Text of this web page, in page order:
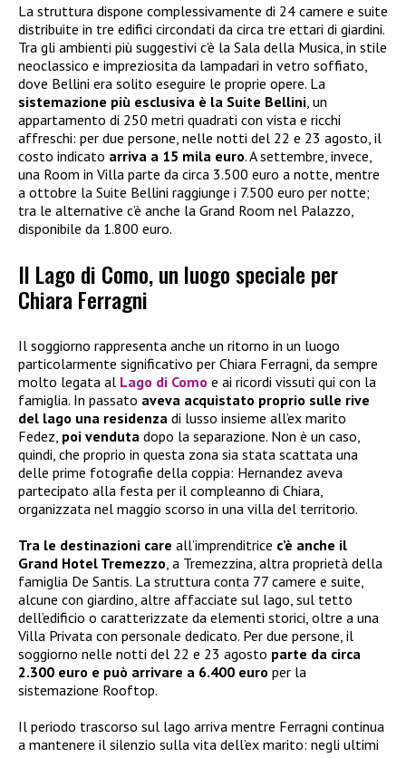
La struttura dispone complessivamente di 24 camere e suite
distribuite in tre edifici circondati da circa tre ettari di giardini.
Tra gli ambienti più suggestivi c’è la Sala della Musica, in stile
neoclassico e impreziosita da lampadari in vetro soffiato,
dove Bellini era solito eseguire le proprie opere. La
sistemazione più esclusiva è la Suite Bellini , un
appartamento di 250 metri quadrati con vista e ricchi
affreschi: per due persone, nelle notti del 22 e 23 agosto, il
costo indicato arriva a 15 mila euro. A settembre, invece,
una Room in Villa parte da circa 3.500 euro a notte, mentre
a ottobre la Suite Bellini raggiunge i 7.500 euro per notte;
tra le alternative c’è anche la Grand Room nel Palazzo,
disponibile da 1.800 euro.
Il Lago di Como, un luogo speciale per
Chiara Ferragni
Il soggiorno rappresenta anche un ritorno in un luogo
particolarmente significativo per Chiara Ferragni, da sempre
molto legata al Lago di Como e ai ricordi vissuti qui con la
famiglia. In passato aveva acquistato proprio sulle rive
del lago una residenza di lusso insieme all’ex marito
Fedez, poi venduta dopo la separazione. Non è un caso,
quindi, che proprio in questa zona sia stata scattata una
delle prime fotografie della coppia: Hernandez aveva
partecipato alla festa per il compleanno di Chiara,
organizzata nel maggio scorso in una villa del territorio.
Tra le destinazioni care all’imprenditrice c’è anche il
Grand Hotel Tremezzo , a Tremezzina, altra proprietà della
famiglia De Santis. La struttura conta 77 camere e suite,
alcune con giardino, altre affacciate sul lago, sul tetto
dell’edificio o caratterizzate da elementi storici, oltre a una
Villa Privata con personale dedicato. Per due persone, il
soggiorno nelle notti del 22 e 23 agosto parte da circa
2.300 euro e può arrivare a 6.400 euro per la
sistemazione Rooftop.
Il periodo trascorso sul lago arriva mentre Ferragni continua
a mantenere il silenzio sulla vita dell’ex marito: negli ultimi